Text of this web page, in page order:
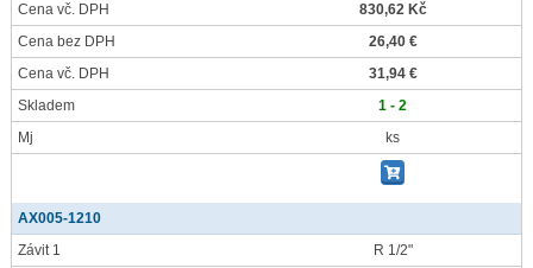
Cena vč. DPH
830,62 Kč
Cena bez DPH
26,40 €
Cena vč. DPH
31,94 €
Skladem
1 - 2
Mj
ks
AX005-1210
Závit 1
R 1/2"